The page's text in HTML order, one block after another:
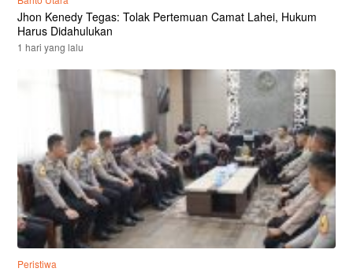
Jhon Kenedy Tegas: Tolak Pertemuan Camat Lahei, Hukum
Harus Didahulukan
1 hari yang lalu
Peristiwa